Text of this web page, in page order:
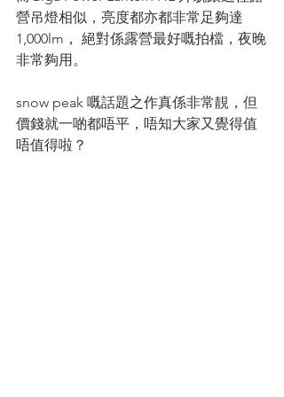
營吊燈相似，亮度都亦都非常足夠達
1,000lm， 絕對係露營最好嘅拍檔，夜晚
非常夠用。
snow peak 嘅話題之作真係非常靚，但
價錢就一啲都唔平，唔知大家又覺得值
唔值得啦？